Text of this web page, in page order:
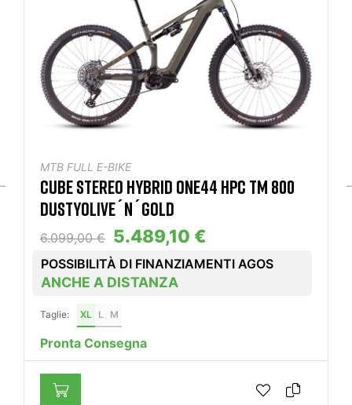
MTB FULL E-BIKE
CUBE STEREO HYBRID ONE44 HPC TM 800
DUSTYOLIVE´N´GOLD
6.099,00 € 5.489,10 €
POSSIBILITÀ DI FINANZIAMENTI AGOS
ANCHE A DISTANZA
Taglie: XL L M
Pronta Consegna